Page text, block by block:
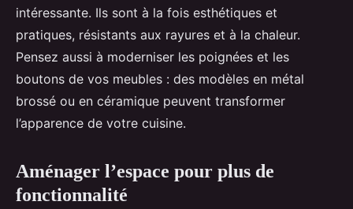
intéressante. Ils sont à la fois esthétiques et
pratiques, résistants aux rayures et à la chaleur.
Pensez aussi à moderniser les poignées et les
boutons de vos meubles : des modèles en métal
brossé ou en céramique peuvent transformer
l’apparence de votre cuisine.
Aménager l’espace pour plus de
fonctionnalité